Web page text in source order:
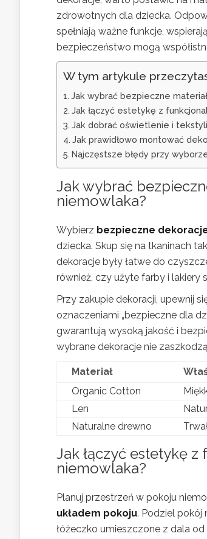
zdrowotnych dla dziecka.
spełniają ważne funkcje,
bezpieczeństwo mogą
W tym artykule
Jak wybrać bezpieczne
Jak łączyć estetykę z
Jak dobrać oświetlenie i
Jak prawidłowo montować
Najczęstsze błędy przy
Jakwybrać
niemowlaka?
Wybierz bezpieczne
dziecka. Skup się na tkaninach
dekoracje były łatwe do
również, czy użyte farby i lakiery
Przy zakupie dekoracji, upewnij
oznaczeniami „bezpieczne dla
gwarantują wysoką jakość i
wybrane dekoracje nie
Materiał
Organic Cotton
Len
Naturalne drewno
Jak łączyć estetykę
niemowlaka?
Planuj przestrzeń w pokoju
układem pokoju. Podziel pokój
łóżeczko umieszczone z dala